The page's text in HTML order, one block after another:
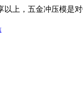
上，五金冲压模是